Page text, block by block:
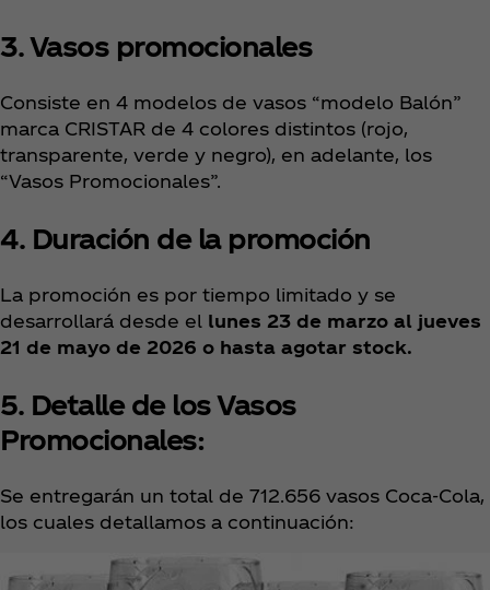
3. Vasos promocionales
Consiste en 4 modelos de vasos “modelo Balón”
marca CRISTAR de 4 colores distintos (rojo,
transparente, verde y negro), en adelante, los
“Vasos Promocionales”.
4. Duración de la promoción
La promoción es por tiempo limitado y se
desarrollará desde el lunes 23 de marzo al jueves
21 de mayo de 2026 o hasta agotar stock.
5. Detalle de los Vasos
Promocionales:
Se entregarán un total de 712.656 vasos Coca‑Cola,
los cuales detallamos a continuación: